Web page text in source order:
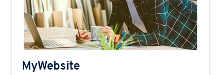
MyWebsite